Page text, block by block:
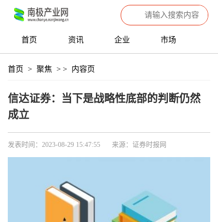
首页 资讯 企业 市场
首页 > 聚焦 > > 内容页
信达证券：当下是战略性底部的判断仍然
成立
发表时间：2023-08-29 15:47:55 来源：证券时报网